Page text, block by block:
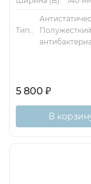
Тип.:
5 800 ₽
В